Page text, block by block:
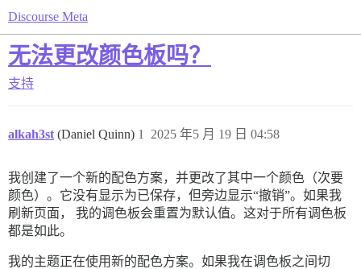
Discourse Meta
无法更改颜色板吗？
支持
alkah3st (Daniel Quinn) 2025 年5 月 19 日 04:58
1
我创建了一个新的配色方案，并更改了其中一个颜色（次要
颜色）。它没有显示为已保存，但旁边显示“撤销”。如果我
刷新页面， 我的调色板会重置为默认值。这对于所有调色板
都是如此。
我的主题正在使用新的配色方案。如果我在调色板之间切